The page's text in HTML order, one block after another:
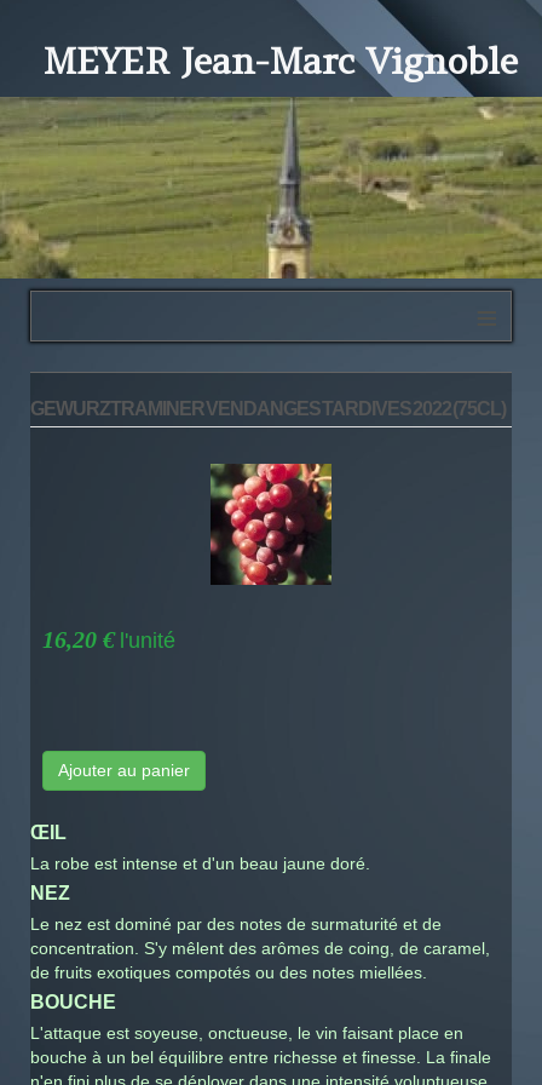
MEYER Jean-Marc Vignoble
GEWURZTRAMINER VENDANGES TARDIVES 2022 (75CL)
16,20 € l'unité
Ajouter au panier
ŒIL
La robe est intense et d'un beau jaune doré.
NEZ
Le nez est dominé par des notes de surmaturité et de
concentration. S'y mêlent des arômes de coing, de caramel,
de fruits exotiques compotés ou des notes miellées.
BOUCHE
L'attaque est soyeuse, onctueuse, le vin faisant place en
bouche à un bel équilibre entre richesse et finesse. La finale